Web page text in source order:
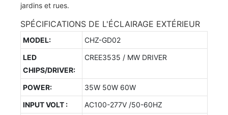
SPÉCIFICATIONS DE L'ÉCLAIRAGE EXTÉRIEUR
MODEL:
CHZ-GD02
LED
CHIPS/DRIVER:
CREE3535 / MW DRIVER
POWER:
35W 50W 60W
INPUT VOLT :
AC100-277V /50-60HZ